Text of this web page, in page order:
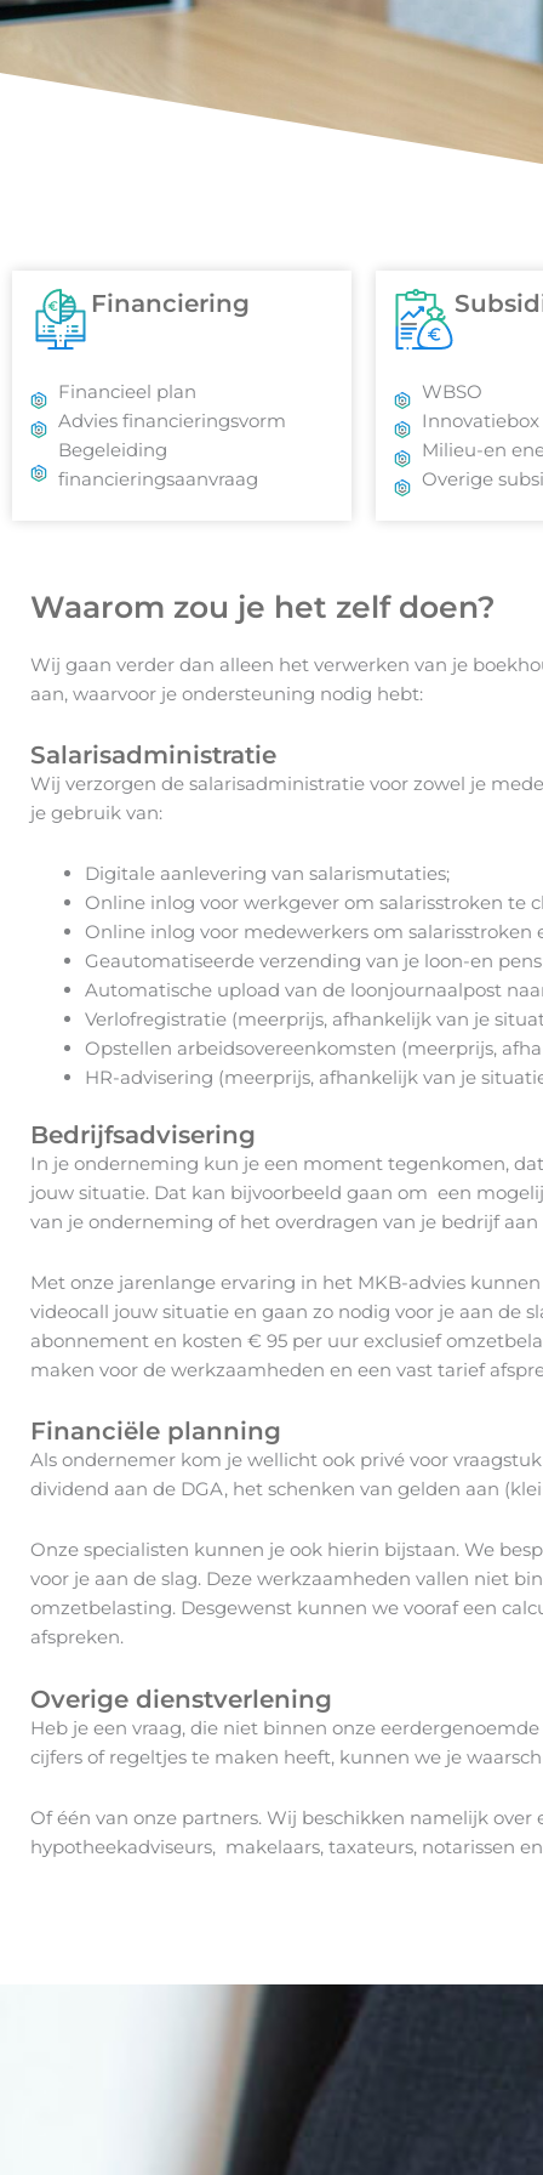
Financiering
Financieel plan
Advies financieringsvorm
Begeleiding
financieringsaanvraag
WBSO
Innovatiebox
Milieu-en
Overige
Waarom zou je het zelf doen?
Wij gaan verder dan alleen het verwerken van je
aan, waarvoor je ondersteuning nodig hebt:
Salarisadministratie
Wij verzorgen de salarisadministratie voor zowel je
je gebruik van:
Digitale aanlevering van salarismutaties;
Online inlog voor werkgever om salarisstroken te
Online inlog voor medewerkers om salarisstroken
Geautomatiseerde verzending van je loon-en
Automatische upload van de loonjournaalpost
Verlofregistratie (meerprijs, afhankelijk van je
Opstellen arbeidsovereenkomsten (meerprijs,
HR-advisering (meerprijs, afhankelijk van je
Bedrijfsadvisering
In je onderneming kun je een moment tegenkomen,
jouw situatie. Dat kan bijvoorbeeld gaan om een
van je onderneming of het overdragen van je bedrijf
Met onze jarenlange ervaring in het MKB-advies
videocall jouw situatie en gaan zo nodig voor je aan de
abonnement en kosten € 95 per uur exclusief
maken voor de werkzaamheden en een vast tarief
Financiële planning
Als ondernemer kom je wellicht ook privé voor
dividend aan de DGA, het schenken van gelden aan
Onze specialisten kunnen je ook hierin bijstaan. We
voor je aan de slag. Deze werkzaamheden vallen niet
omzetbelasting. Desgewenst kunnen we vooraf een
afspreken.
Overige dienstverlening
Heb je een vraag, die niet binnen onze
cijfers of regeltjes te maken heeft, kunnen we je
Of één van onze partners. Wij beschikken namelijk
hypotheekadviseurs, makelaars, taxateurs, notarissen